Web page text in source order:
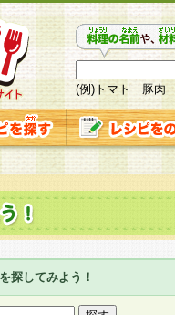
(例)トマト 豚肉
探してみよう！